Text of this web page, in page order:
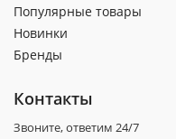
Популярные товары
Новинки
Бренды
Контакты
Звоните, ответим 24/7